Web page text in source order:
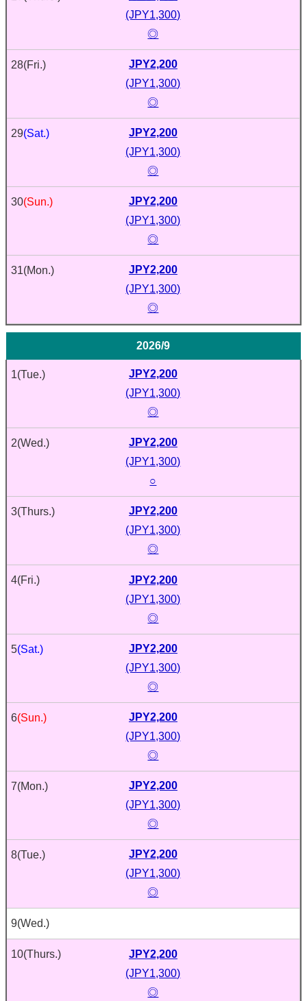
(JPY1,300)
◎
28(Fri.)
JPY2,200
(JPY1,300)
◎
29(Sat.)
JPY2,200
(JPY1,300)
◎
30(Sun.)
JPY2,200
(JPY1,300)
◎
31(Mon.)
JPY2,200
(JPY1,300)
◎
2026/9
1(Tue.)
JPY2,200
(JPY1,300)
◎
2(Wed.)
JPY2,200
(JPY1,300)
○
3(Thurs.)
JPY2,200
(JPY1,300)
◎
4(Fri.)
JPY2,200
(JPY1,300)
◎
5(Sat.)
JPY2,200
(JPY1,300)
◎
6(Sun.)
JPY2,200
(JPY1,300)
◎
7(Mon.)
JPY2,200
(JPY1,300)
◎
8(Tue.)
JPY2,200
(JPY1,300)
◎
9(Wed.)
10(Thurs.)
JPY2,200
(JPY1,300)
◎